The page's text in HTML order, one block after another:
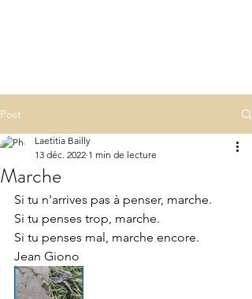
Post
Marche
Laetitia Bailly
13 déc. 2022 1 min de lecture
Si tu n'arrives pas à penser, marche.
Si tu penses trop, marche.
Si tu penses mal, marche encore.
Jean Giono